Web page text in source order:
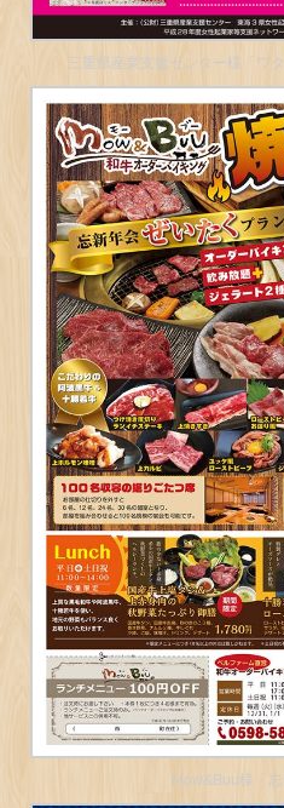
三重県産業支援センター様「ワ
Mow&Buu様「